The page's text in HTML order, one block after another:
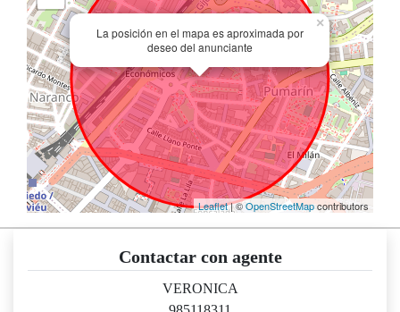
La posición en el mapa es aproximada por
deseo del anunciante
×
Leaflet| ©OpenStreetMapcontributors
Contactar con agente
VERONICA